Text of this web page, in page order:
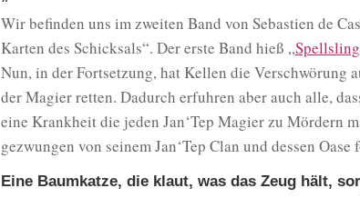
Wir befinden uns im zweiten Band von Sebastien de
Karten des Schicksals“. Der erste Band hieß „
Nun, in der Fortsetzung, hat Kellen die Verschwörung
der Magier retten. Dadurch erfuhren aber auch alle,
eine Krankheit die jeden Jan‘Tep Magier zu Mördern
gezwungen von seinem Jan‘Tep Clan und dessen Oase
Eine Baumkatze, die klaut, was das Zeug hält,